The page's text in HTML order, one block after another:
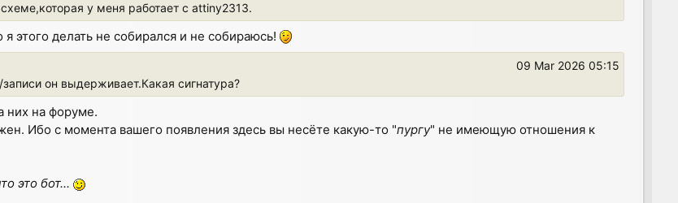
у меня работает с attiny2313.
этого делать не собирался и не собираюсь!
09 Mar 2026 05:15
он выдерживает.Какая сигнатура?
них на форуме.
Ибо с момента вашего появления здесь вы несёте какую-то "пургу" не имеющую отношения к
это бот...